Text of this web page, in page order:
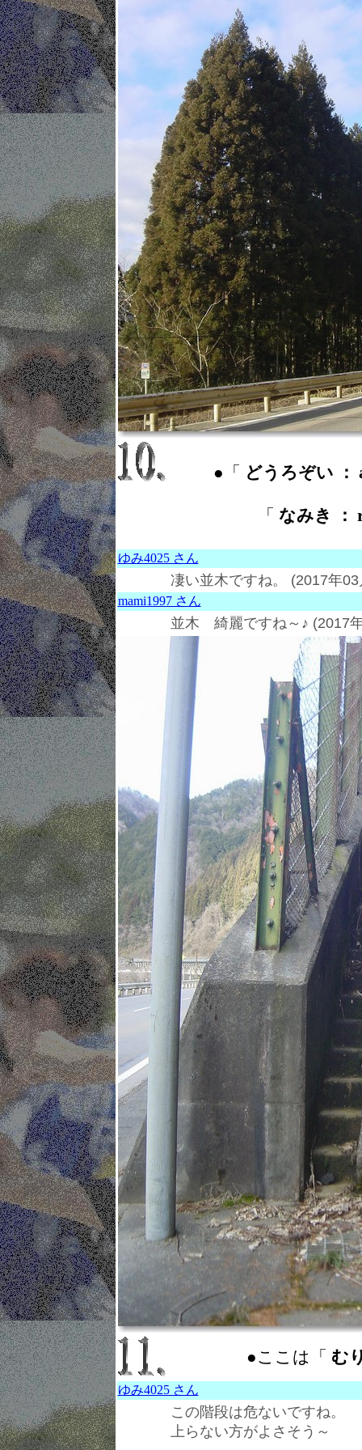
●「 どうろぞい ：
「 なみき ：
ゆみ4025 さん
凄い並木ですね。 (2017年
mami1997 さん
並木 綺麗ですね～♪ (2017
●ここは「 む
ゆみ4025 さん
この階段は危ないですね。
上らない方がよさそう～